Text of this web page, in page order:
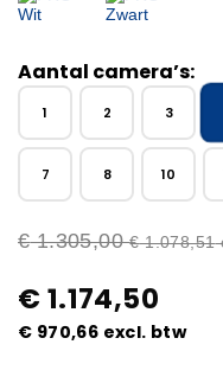
Aantal camera’s:
1 2 3
7 8 10
€1.305,00 €1.078,51
€ 1.174,50
€ 970,66 excl. btw